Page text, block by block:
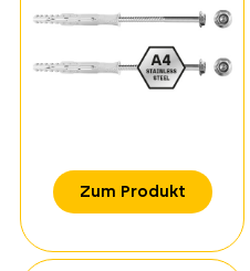
Zum Produkt